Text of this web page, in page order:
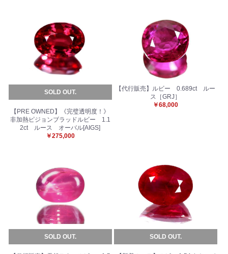
SOLD OUT.
【PRE OWNED】《完璧透明度！》
非加熱ピジョンブラッドルビー 1.1
2ct ルース オーバル[AIGS]
￥275,000
【代行販売】ルビー 0.689ct ルー
ス［GRJ］
￥68,000
SOLD OUT. SOLD OUT.